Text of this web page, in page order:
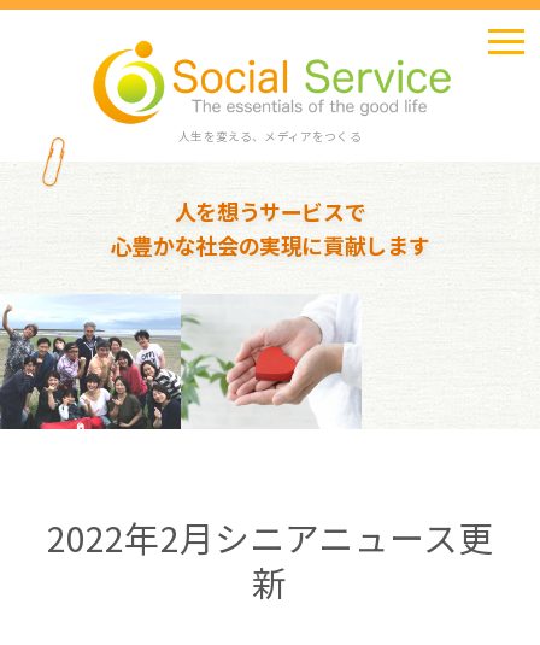
人生を変える、メディアをつくる
人を想うサービスで
心豊かな社会の実現に貢献します
2022年2月シニアニュース更
新